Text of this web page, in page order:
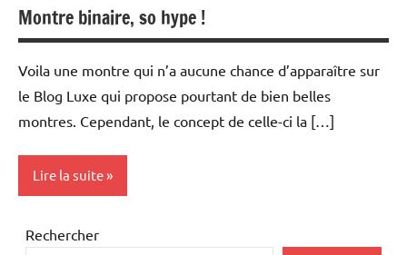
Montre binaire, so hype !
Voila une montre qui n’a aucune chance d’apparaître sur
le Blog Luxe qui propose pourtant de bien belles
montres. Cependant, le concept de celle-ci la […]
Lire la suite
Inclassables
Rechercher